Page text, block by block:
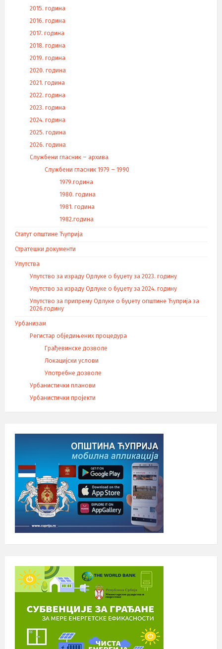
2015. година
2016. година
2017. година
2018. година
2019. година
2020. година
2021. година
2022. година
2023. година
2024. година
2025. година
2026. година
Службени гласник – архива
Службени гласник 1979 – 1990
1979.година
1980. година
1981. година
1982.година
Статут општине Ћуприја
Стратешки документи
Упутства
Упутство за израду Одлуке о буџету за 2023. годину
Упутство за израду Одлуке о буџету за 2024. годину
Упутство за припрему Одлуке о буџету општине Ћуприја за
2026.годину
Урбанизам
Регистар обједињених процедура
Грађевинске дозволе
Локацијски услови
Употребне дозволе
Урбанистички планови
Урбанистички пројекти